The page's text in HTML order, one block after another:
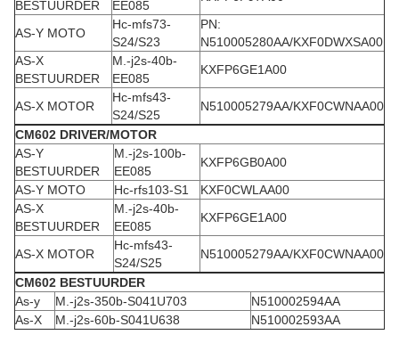
BESTUURDER EE085
AS-Y MOTO
Hc-mfs73-
S24/S23
PN:
N510005280AA/KXF0DWXSA00
AS-X
BESTUURDER
M.-j2s-40b-
EE085
KXFP6GE1A00
AS-X MOTOR
Hc-mfs43-
S24/S25
N510005279AA/KXF0CWNAA00
CM602 DRIVER/MOTOR
AS-Y
BESTUURDER
M.-j2s-100b-
EE085
KXFP6GB0A00
AS-Y MOTO
Hc-rfs103-S1
KXF0CWLAA00
AS-X
BESTUURDER
M.-j2s-40b-
EE085
KXFP6GE1A00
AS-X MOTOR
Hc-mfs43-
S24/S25
N510005279AA/KXF0CWNAA00
CM602 BESTUURDER
As-y
M.-j2s-350b-S041U703
N510002594AA
As-X
M.-j2s-60b-S041U638 N510002593AA